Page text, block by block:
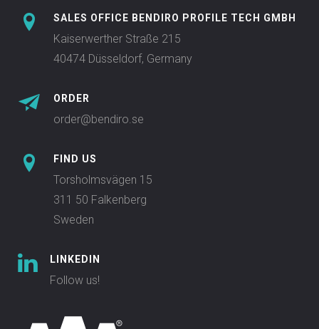
SALES OFFICE BENDIRO PROFILE TECH GMBH
Kaiserwerther Straße 215
40474 Düsseldorf, Germany
ORDER
order@bendiro.se
FIND US
Torsholmsvägen 15
311 50 Falkenberg
Sweden
LINKEDIN
Follow us!